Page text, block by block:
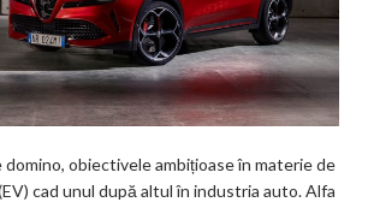
domino, obiectivele ambițioase în materie de
cad unul după altul în industria auto. Alfa